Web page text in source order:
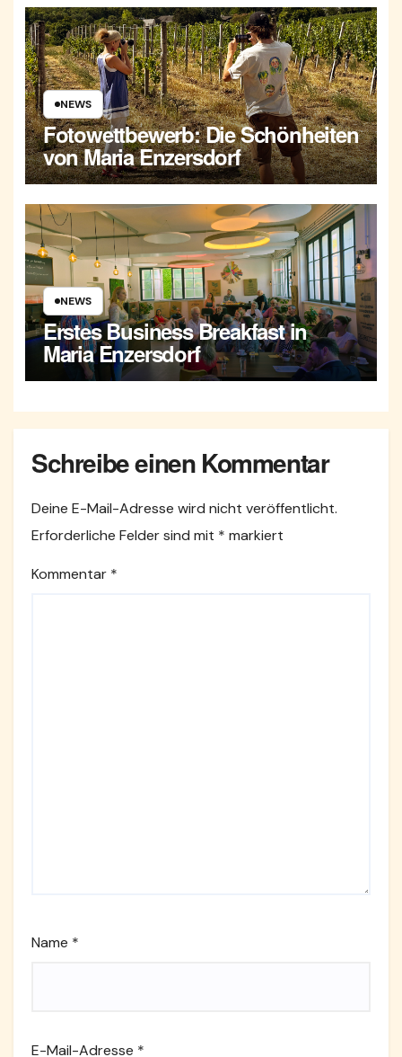
NEWS
Fotowettbewerb: Die Schönheiten
von Maria Enzersdorf
NEWS
Erstes Business Breakfast in
Maria Enzersdorf
Schreibe einen Kommentar
Deine E-Mail-Adresse wird nicht veröffentlicht.
Erforderliche Felder sind mit * markiert
Kommentar *
Name *
E-Mail-Adresse *